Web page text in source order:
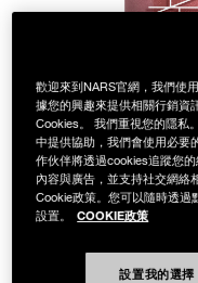
舊客回購禮遇
Details
/zh/
NAC342激情誘色腮紅
NT$1,100
歡迎來到NARS官網，我們使
據您的興趣來提供相關行銷資
Cookies。 我們重視您的隱私
中提供協助，我們會使用必要
作伙伴將透過cookies追蹤您
內容與廣告，並支持社交網絡
Cookie政策。您可以隨時透過
設置。
COOKIE政策
設置我的選擇